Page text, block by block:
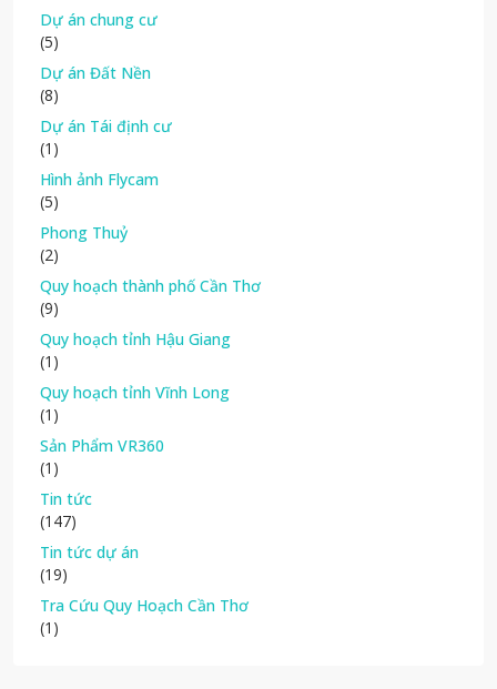
Dự án chung cư
(5)
Dự án Đất Nền
(8)
Dự án Tái định cư
(1)
Hình ảnh Flycam
(5)
Phong Thuỷ
(2)
Quy hoạch thành phố Cần Thơ
(9)
Quy hoạch tỉnh Hậu Giang
(1)
Quy hoạch tỉnh Vĩnh Long
(1)
Sản Phẩm VR360
(1)
Tin tức
(147)
Tin tức dự án
(19)
Tra Cứu Quy Hoạch Cần Thơ
(1)